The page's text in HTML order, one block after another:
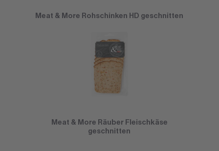
Meat & More Rohschinken HD geschnitten
Meat & More Räuber Fleischkäse
geschnitten